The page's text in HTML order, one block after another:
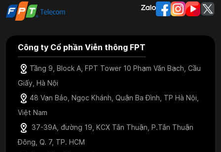
Công ty Cổ phần Viễn thông FPT
Tầng 9, Block A, FPT Tower 10 Phạm Văn Bạch, Cầu
Giấy, Hà Nội
48 Vạn Bảo, Ngọc Khánh, Quận Ba Đình, TP Hà Nội,
Việt Nam
37-39A, đường 19, KCX Tân Thuận, P.Tân Thuận
Đông, Q. 7, TP. HCM